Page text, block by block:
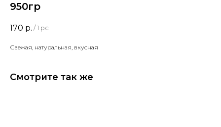
950гр
170 р. / 1 pc
Свежая, натуральная, вкусная
Смотрите так же